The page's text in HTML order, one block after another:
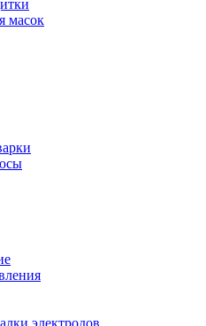
масок
электродов